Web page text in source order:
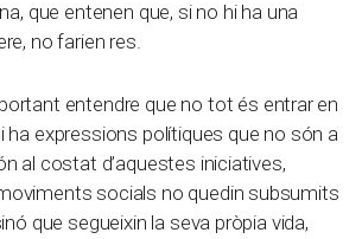
que entenen que, si no hi ha una
no farien res.
entendre que no tot és entrar en
ha expressions polítiques que no són a
al costat d’aquestes iniciatives,
socials no quedin subsumits
que segueixin la seva pròpia vida,